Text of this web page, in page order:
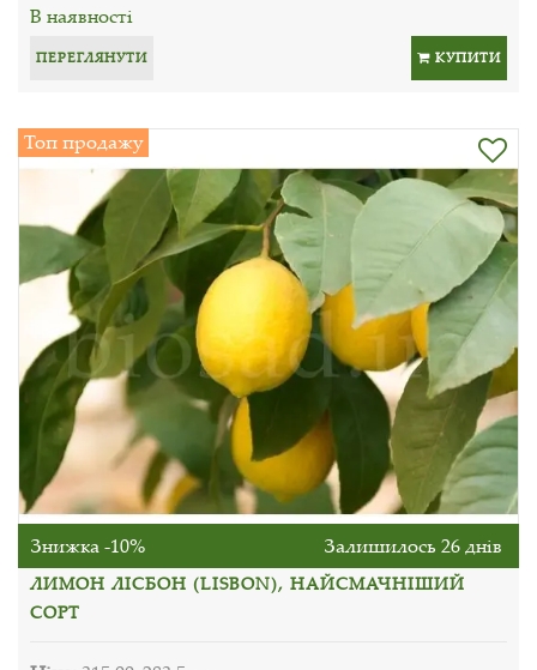
В наявності
ПЕРЕГЛЯНУТИ КУПИТИ
Топ продажу
Знижка -10% Залишилось 26 днів
ЛИМОН ЛІСБОН (LISBON), НАЙСМАЧНІШИЙ
СОРТ